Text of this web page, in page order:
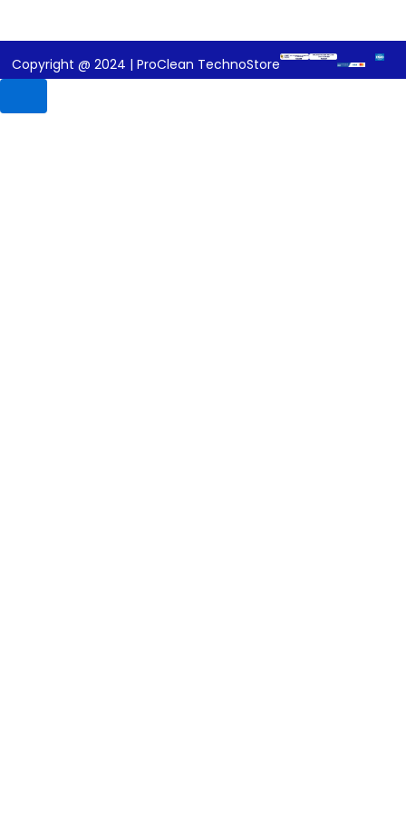
Copyright @ 2024 | ProClean TechnoStore